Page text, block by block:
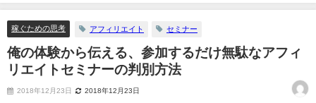
エイトセミナーの判別方法
稼ぐための思考 アフィリエイト セミナー
俺の体験から伝える、参加するだけ無駄なアフィ
リエイトセミナーの判別方法
2018年12月23日 2018年12月23日